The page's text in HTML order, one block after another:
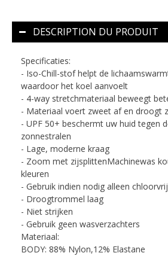
DESCRIPTION DU PRODUIT
Specificaties:
- Iso-Chill-stof helpt de
waardoor het koel aanvoelt
- 4-way stretchmateriaal beweegt
- Materiaal voert zweet af en droogt
- UPF 50+ beschermt uw huid tegen
zonnestralen
- Lage, moderne kraag
- Zoom met zijsplittenMachinewas
kleuren
- Gebruik indien nodig alleen
- Droogtrommel laag
- Niet strijken
- Gebruik geen wasverzachters
Materiaal:
BODY: 88% Nylon,12% Elastane